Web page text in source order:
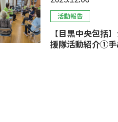
活動報告
【目黒中央包括
援隊活動紹介①手